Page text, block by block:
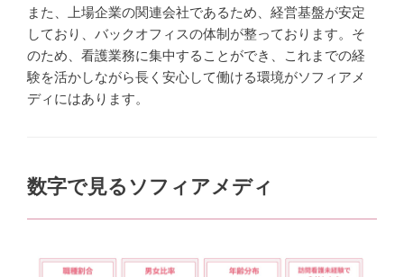
また、上場企業の関連会社であるため、経営基盤が安定
しており、バックオフィスの体制が整っております。そ
のため、看護業務に集中することができ、これまでの経
験を活かしながら長く安心して働ける環境がソフィアメ
ディにはあります。
数字で見るソフィアメディ